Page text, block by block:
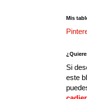
Mis
Si
este